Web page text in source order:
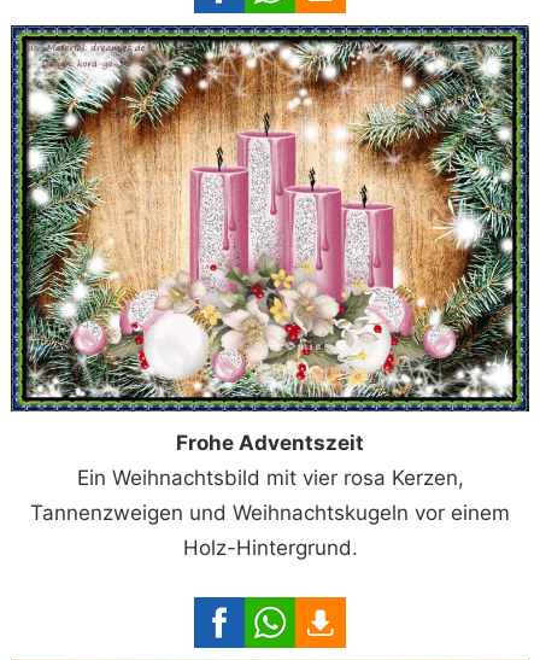
Frohe Adventszeit
Ein Weihnachtsbild mit vier rosa Kerzen,
Tannenzweigen und Weihnachtskugeln vor einem
Holz-Hintergrund.